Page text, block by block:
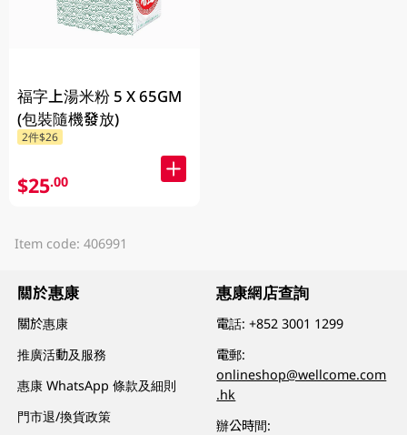
福字上湯米粉 5 X 65GM
(包裝隨機發放)
2件$26
$25.00
Item code: 406991
關於惠康
關於惠康
推廣活動及服務
惠康 WhatsApp 條款及細則
門市退/換貨政策
惠康網店查詢
電話:+852 3001 1299
電郵:
onlineshop@wellcome.com
.hk
辦公時間: